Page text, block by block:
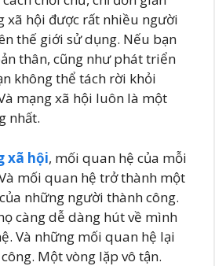
xã hội được rất nhiều người
thế giới sử dụng. Nếu bạn
thân, cũng như phát triển
không thể tách rời khỏi
mạng xã hội luôn là một
nhất.
xã hội, mối quan hệ của mỗi
mối quan hệ trở thành một
những người thành công.
càng dễ dàng hút về mình
Và những mối quan hệ lại
Một vòng lặp vô tận.